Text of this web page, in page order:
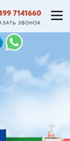
7141660
ЗВОНОК